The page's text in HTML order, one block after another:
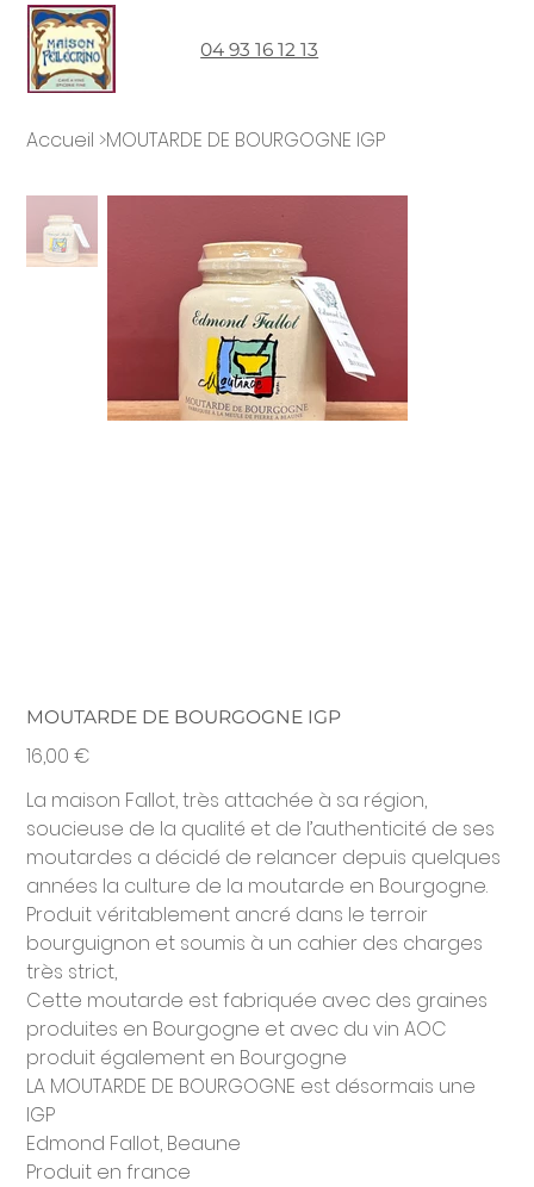
04 93 16 12 13
Accueil >MOUTARDE DE BOURGOGNE IGP
MOUTARDE DE BOURGOGNE IGP
Prix
16,00 €
La maison Fallot, très attachée à sa région,
soucieuse de la qualité et de l’authenticité de ses
moutardes a décidé de relancer depuis quelques
années la culture de la moutarde en Bourgogne.
Produit véritablement ancré dans le terroir
bourguignon et soumis à un cahier des charges
très strict,
Cette moutarde est fabriquée avec des graines
produites en Bourgogne et avec du vin AOC
produit également en Bourgogne
LA MOUTARDE DE BOURGOGNE est désormais une
IGP
Edmond Fallot, Beaune
Produit en france